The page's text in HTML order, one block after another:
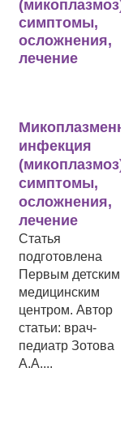
Микоплазменная
инфекция
(микоплазмоз):
симптомы,
осложнения,
лечение
Статья
подготовлена
Первым детским
медицинским
центром. Автор
статьи: врач-
педиатр Зотова
А.А....